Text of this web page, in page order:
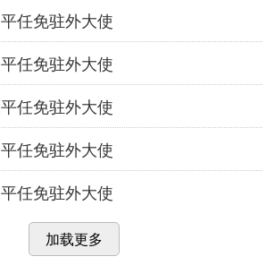
任免驻外大使
任免驻外大使
任免驻外大使
任免驻外大使
任免驻外大使
加载更多